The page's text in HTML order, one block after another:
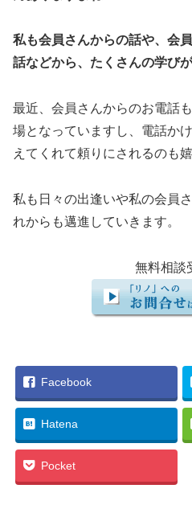
私も会員さんからの話や、会
話などから、たくさんの学びが
最近、会員さんからのお電話
場となっていますし、電話か
えてくれて頼りにされるのも
私も日々の出逢いや私の会員
れからも邁進していきます。
無料相談
Facebook
Hatena
Pocket